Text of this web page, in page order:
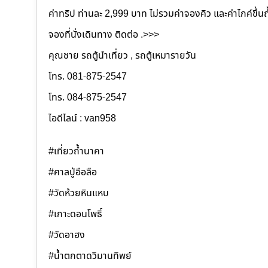
ค่าทริป ท่านละ 2,999 บาท ไม่รวมค่าจองคิว และค่าไกค์ขึ้น
จองที่นั่งเดินทาง ติดต่อ .>>>
คุณชาย รถตู้นำเที่ยว , รถตู้เหมารายวัน
โทร. 081-875-2547
โทร. 084-875-2547
ไอดีไลน์ : van958
#เที่ยวถ้ำนาคา
#ศาลปู่อือลือ
#วัดห้วยหินแหบ
#เกาะดอนโพธิ์
#วัดอาฮง
#น้ำตกตาดวิมานทิพย์